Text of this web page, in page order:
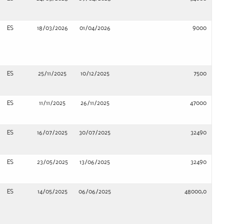
ES 18/03/2026 01/04/2026 9000
ES 25/11/2025 10/12/2025 7500
ES 11/11/2025 26/11/2025 47000
ES 16/07/2025 30/07/2025 32490
ES 23/05/2025 13/06/2025 32490
ES 14/05/2025 06/06/2025 48000,0